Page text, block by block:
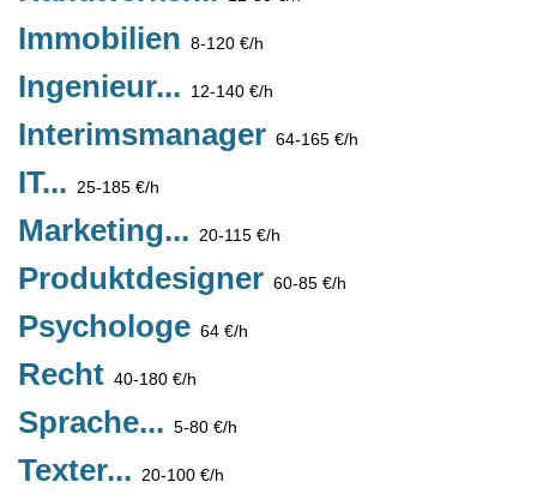
Immobilien 8-120 €/h
Ingenieur... 12-140 €/h
Interimsmanager 64-165 €/h
IT... 25-185 €/h
Marketing... 20-115 €/h
Produktdesigner 60-85 €/h
Psychologe 64 €/h
Recht 40-180 €/h
Sprache... 5-80 €/h
Texter... 20-100 €/h